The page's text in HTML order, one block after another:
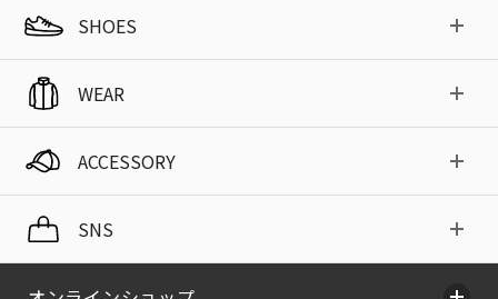
SHOES
WEAR
ACCESSORY
SNS